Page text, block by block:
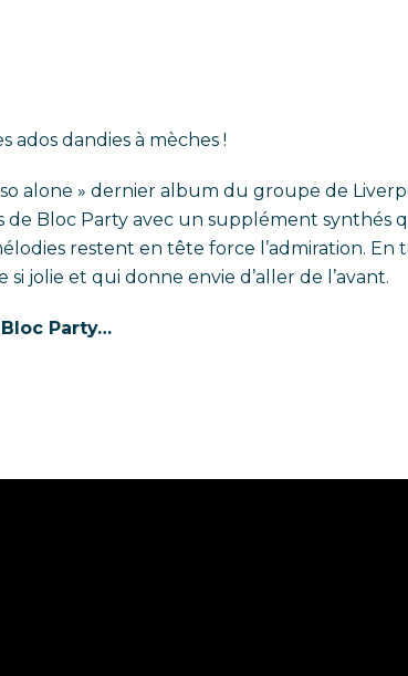
ados dandies à mèches !
alone » dernier album du groupe de
de Bloc Party avec un supplément synthés
restent en tête force l’admiration. En
jolie et qui donne envie d’aller de l’avant.
Party…